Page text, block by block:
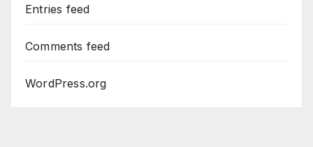
Entries feed
Comments feed
WordPress.org